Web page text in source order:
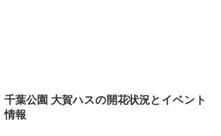
千葉公園 大賀ハスの開花状況とイベント
情報